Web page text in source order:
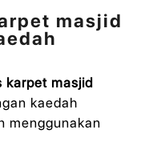
masjid
karpet masjid
kaedah
menggunakan